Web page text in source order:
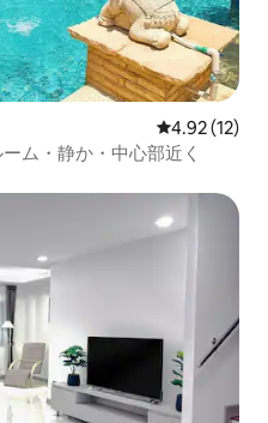
レビュー12
4.92 (12)
ム・静か・中心部近く